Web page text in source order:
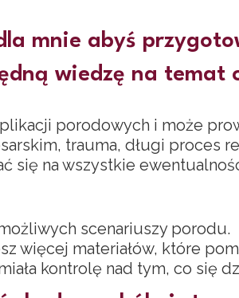
mnie abyś
wiedzę na temat
porodowych i może
trauma, długi proces
się na wszystkie
scenariuszy porodu.
więcej materiałów, które
kontrolę nad tym, co się